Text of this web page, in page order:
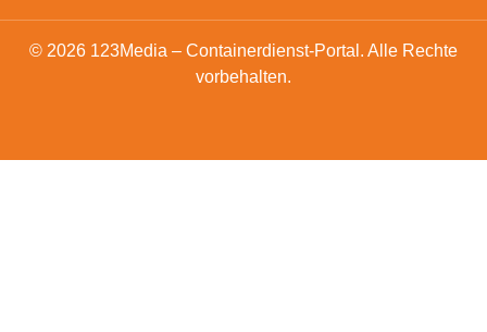
© 2026 123Media – Containerdienst-Portal. Alle Rechte
vorbehalten.